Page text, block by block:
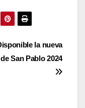
la nueva
San Pablo 2024